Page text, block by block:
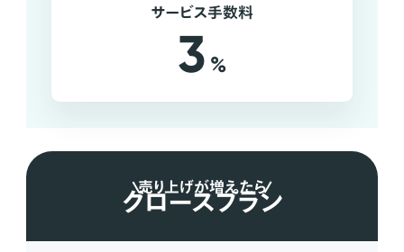
サービス手数料
3 %
売り上げが増えたら
グロースプラン